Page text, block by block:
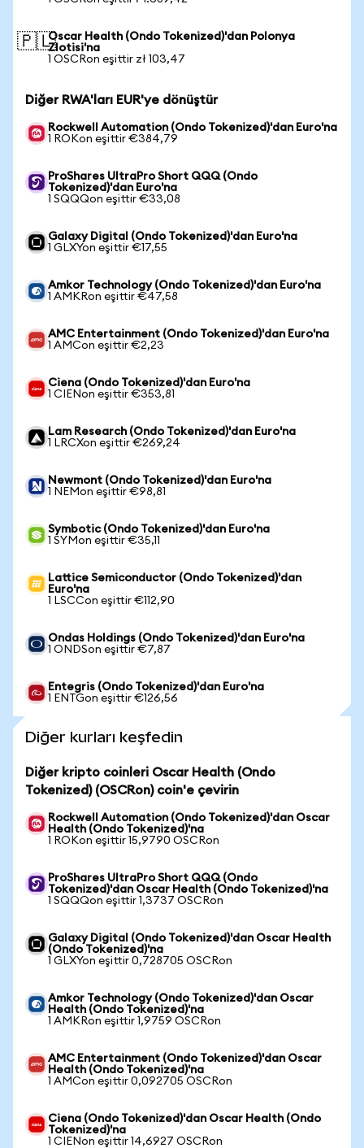
🇵🇱Oscar Health (Ondo Tokenized)'dan Polonya
Zlotisi'na
1 OSCRon eşittir zł 103,47
Diğer RWA'ları EUR'ye dönüştür
Rockwell Automation (Ondo Tokenized)'dan Euro'na
1 ROKon eşittir €384,79
ProShares UltraPro Short QQQ (Ondo
Tokenized)'dan Euro'na
1 SQQQon eşittir €33,08
Galaxy Digital (Ondo Tokenized)'dan Euro'na
1 GLXYon eşittir €17,55
Amkor Technology (Ondo Tokenized)'dan Euro'na
1 AMKRon eşittir €47,58
AMC Entertainment (Ondo Tokenized)'dan Euro'na
1 AMCon eşittir €2,23
Ciena (Ondo Tokenized)'dan Euro'na
1 CIENon eşittir €353,81
Lam Research (Ondo Tokenized)'dan Euro'na
1 LRCXon eşittir €269,24
Newmont (Ondo Tokenized)'dan Euro'na
1 NEMon eşittir €98,81
Symbotic (Ondo Tokenized)'dan Euro'na
1 SYMon eşittir €35,11
Lattice Semiconductor (Ondo Tokenized)'dan
Euro'na
1 LSCCon eşittir €112,90
Ondas Holdings (Ondo Tokenized)'dan Euro'na
1 ONDSon eşittir €7,87
Entegris (Ondo Tokenized)'dan Euro'na
1 ENTGon eşittir €126,56
Diğer kurları keşfedin
Diğer kripto coinleri Oscar Health (Ondo
Tokenized) (OSCRon) coin'e çevirin
Rockwell Automation (Ondo Tokenized)'dan Oscar
Health (Ondo Tokenized)'na
1 ROKon eşittir 15,9790 OSCRon
ProShares UltraPro Short QQQ (Ondo
Tokenized)'dan Oscar Health (Ondo Tokenized)'na
1 SQQQon eşittir 1,3737 OSCRon
Galaxy Digital (Ondo Tokenized)'dan Oscar Health
(Ondo Tokenized)'na
1 GLXYon eşittir 0,728705 OSCRon
Amkor Technology (Ondo Tokenized)'dan Oscar
Health (Ondo Tokenized)'na
1 AMKRon eşittir 1,9759 OSCRon
AMC Entertainment (Ondo Tokenized)'dan Oscar
Health (Ondo Tokenized)'na
1 AMCon eşittir 0,092705 OSCRon
Ciena (Ondo Tokenized)'dan Oscar Health (Ondo
Tokenized)'na
1 CIENon eşittir 14,6927 OSCRon